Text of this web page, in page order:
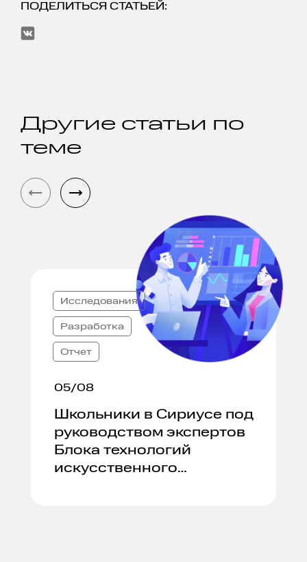
ПОДЕЛИТЬСЯ СТАТЬЕЙ:
Другие статьи по
теме
Исследования
Разработка
Отчет
05/08
Школьники в Сириусе под
руководством экспертов
Блока технологий
искусственного